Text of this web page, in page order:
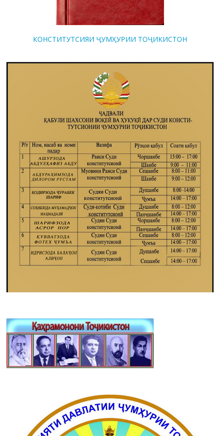
КОНСТИТУТСИЯИ ҶУМҲУРИИ ТОҶИКИСТОН